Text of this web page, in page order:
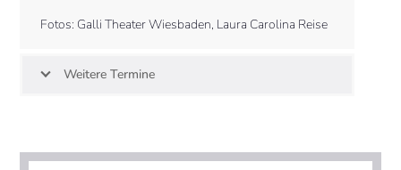
buttons
Fotos: Galli Theater Wiesbaden, Laura Carolina Reise
Weitere Termine